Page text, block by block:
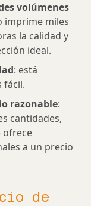
volúmenes
imprime miles
la calidad y
ideal.
: está
fácil.
razonable:
cantidades,
ofrece
a un precio
de